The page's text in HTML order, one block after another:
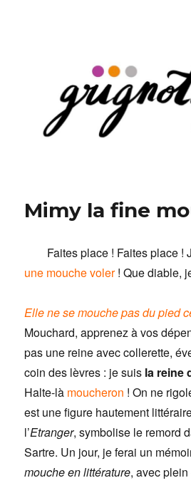
Mimy la fine
Faites place ! Faites place !
une mouche voler! Que diable,
Elle ne se mouche pas du pied
Mouchard, apprenez à vos
pas une reine avec collerette,
coin des lèvres : je suis la reine
Halte-là moucheron ! On ne
est une figure hautement
l’Etranger, symbolise le remord
Sartre. Un jour, je ferai un
mouche en littérature, avec